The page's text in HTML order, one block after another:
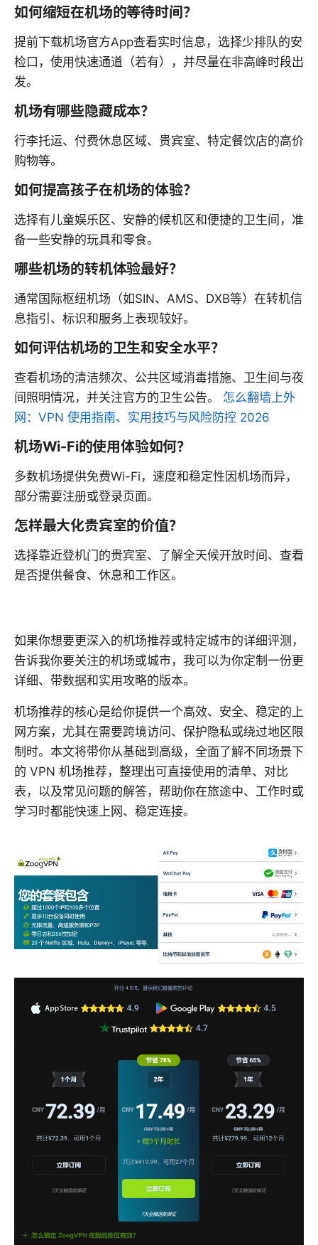
如何缩短在机场的等待时间？
提前下载机场官方App查看实时信息，选择少排队的安
检口，使用快速通道（若有），并尽量在非高峰时段出
发。
机场有哪些隐藏成本？
行李托运、付费休息区域、贵宾室、特定餐饮店的高价
购物等。
如何提高孩子在机场的体验？
选择有儿童娱乐区、安静的候机区和便捷的卫生间，准
备一些安静的玩具和零食。
哪些机场的转机体验最好？
通常国际枢纽机场（如SIN、AMS、DXB等）在转机信
息指引、标识和服务上表现较好。
如何评估机场的卫生和安全水平？
查看机场的清洁频次、公共区域消毒措施、卫生间与夜
间照明情况，并关注官方的卫生公告。 怎么翻墙上外
网：VPN 使用指南、实用技巧与风险防控 2026
机场Wi-Fi的使用体验如何？
多数机场提供免费Wi-Fi，速度和稳定性因机场而异，
部分需要注册或登录页面。
怎样最大化贵宾室的价值？
选择靠近登机门的贵宾室、了解全天候开放时间、查看
是否提供餐食、休息和工作区。
如果你想要更深入的机场推荐或特定城市的详细评测，
告诉我你要关注的机场或城市，我可以为你定制一份更
详细、带数据和实用攻略的版本。
机场推荐的核心是给你提供一个高效、安全、稳定的上
网方案，尤其在需要跨境访问、保护隐私或绕过地区限
制时。本文将带你从基础到高级，全面了解不同场景下
的 VPN 机场推荐，整理出可直接使用的清单、对比
表，以及常见问题的解答，帮助你在旅途中、工作时或
学习时都能快速上网、稳定连接。